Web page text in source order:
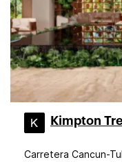
Kimpton
Carretera Cancun-